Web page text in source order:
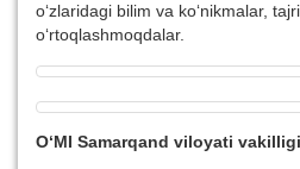
o‘zlaridagi bilim va ko‘nikmalar,
o‘rtoqlashmoqdalar.
O‘MI Samarqand viloyati vakilligi